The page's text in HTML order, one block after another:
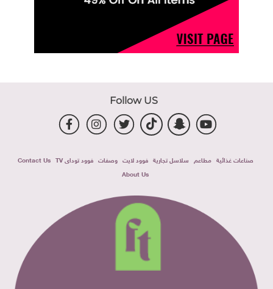
Follow US
صناعات غذائية مطاعم سلاسل تجارية فوود لايت وصفات فوود توداى TV
Contact Us
About Us